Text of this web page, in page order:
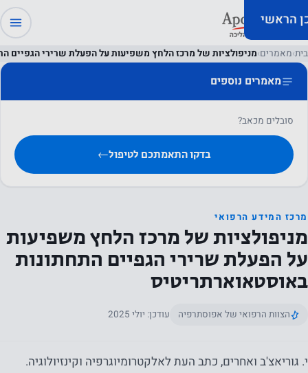
הראשי
בית›מאמרים›מניפולציות של מרכז הלחץ משפיעות על הפעלת שרירי הגפיים
מאמרים נוספים
סובלים מכאב?
בדקו התאמתכם לטיפול←
מרכז המידע הרפואי
מניפולציות של מרכז הלחץ משפיעות
על הפעלת שרירי הגפיים התחתונות
באוסטאוארתריטיס
הצוות הרפואי של אפוסתרפיה עודכן: יולי 2025
י. גוריאצ'ב ואחרים, כתב העת לאלקטרומיוגרפיה וקינזיולוגיה.